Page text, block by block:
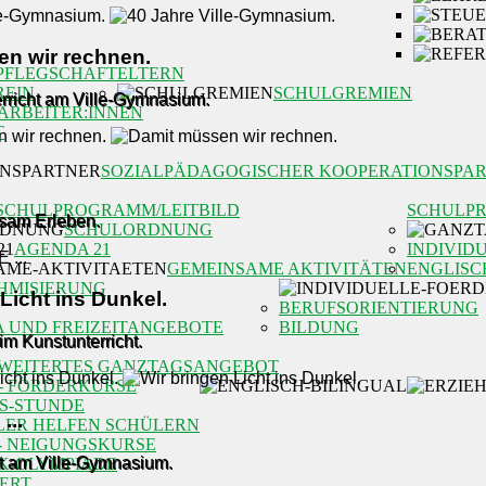
wir rechnen.
am Ville-Gymnasium.
Erleben.
ins Dunkel.
Kunstunterricht.
...
am Ville-Gymnasium.
ELTERN
SCHULGREMIEN
SOZIALPÄDAGOGISCHER
LEITBILD
SCHULORDNUNG
AGENDA 21
GEMEINSAME AKTIVITÄTEN
UND FREIZEITANGEBOTE
GANZTAGSANGEBOT
FÖRDERKURSE
STUNDE
HELFEN SCHÜLERN
NEIGUNGSKURSE
OLYMPIADE
BERUFSORIENTIERUNG
BILDUNG